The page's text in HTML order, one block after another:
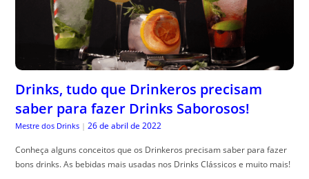
Drinks, tudo que Drinkeros precisam
saber para fazer Drinks Saborosos!
Mestre dos Drinks | 26 de abril de 2022
Conheça alguns conceitos que os Drinkeros precisam saber para fazer
bons drinks. As bebidas mais usadas nos Drinks Clássicos e muito mais!